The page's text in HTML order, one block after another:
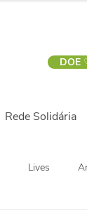
DOE
Rede Solidária
Lives